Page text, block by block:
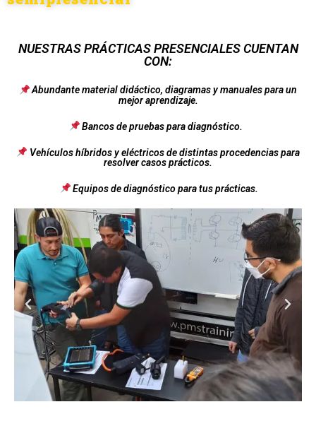
NUESTRAS PRÁCTICAS PRESENCIALES CUENTAN
CON:
Abundante material didáctico, diagramas y manuales para un
mejor aprendizaje.
Bancos de pruebas para diagnóstico.
Vehículos híbridos y eléctricos de distintas procedencias para
resolver casos prácticos.
Equipos de diagnóstico para tus prácticas.